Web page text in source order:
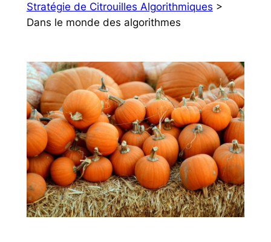
Stratégie de Citrouilles Algorithmiques >
Dans le monde des algorithmes